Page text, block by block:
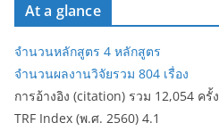
At a glance
จำนวนหลักสูตร 4 หลักสูตร
จำนวนผลงานวิจัยรวม 804 เรื่อง
การอ้างอิง (citation) รวม 12,054 ครั้ง
TRF Index (พ.ศ. 2560) 4.1